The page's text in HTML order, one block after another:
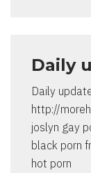
Daily
Daily
http://
joslyn gay
black porn
hot porn